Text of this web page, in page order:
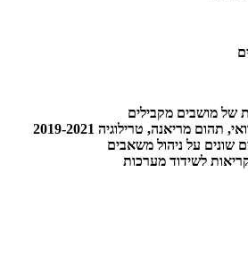
של מושבים מקבילים
מריאנה, טרילוגיה 2019-2021
שונים על ניהול משאבים
לשידוד מערכות